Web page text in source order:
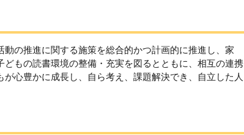
の推進に関する施策を総合的かつ計画的に推進し、家
もの読書環境の整備・充実を図るとともに、相互の連携
心豊かに成長し、自ら考え、課題解決でき、自立した人